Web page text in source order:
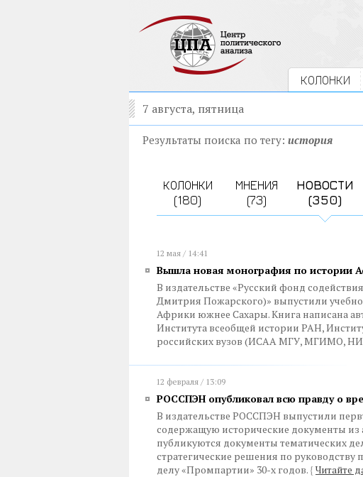
КОЛОНКИ
7 августа, пятница
Результаты поиска по тегу: история
КОЛОНКИ
(180)
МНЕНИЯ
(73)
НОВОСТИ
(350)
12 мая / 14:41
Вышла новая монография по истории
В издательстве «Русский фонд
Дмитрия Пожарского)» выпустили
Африки южнее Сахары. Книга написана
Института всеобщей истории РАН,
российских вузов (ИСАА МГУ, МГИМО,
12 февраля / 13:09
РОССПЭН опубликовал всю правду о
В издательстве РОССПЭН выпустили
содержащую исторические документы из
публикуются документы тематических
стратегические решения по
делу «Промпартии» 30-х годов. { Читайте